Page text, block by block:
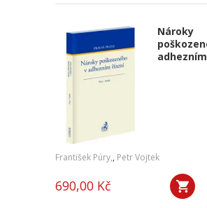
Nároky
František Púry,, Petr Vojtek
690,00 Kč